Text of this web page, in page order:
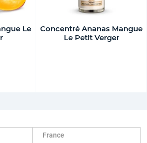
Le
Concentré Ananas Mangue
Le Petit Verger
France